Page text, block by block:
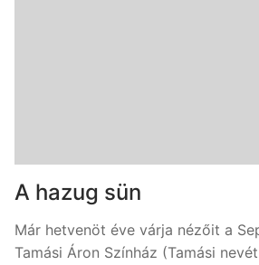
A hazug sün
Már hetvenöt éve várja nézőit a
Tamási Áron Színház (Tamási